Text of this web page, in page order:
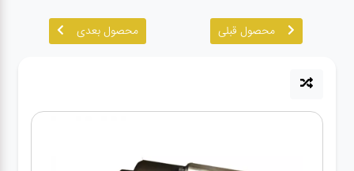
محصول قبلی محصول بعدی